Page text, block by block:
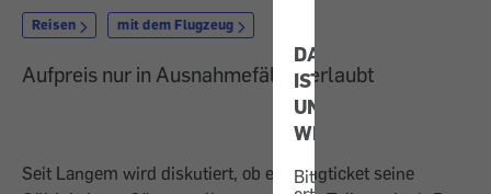
DATENSCHUTZ
IST
UNS
WICHTIG!
Bitte
Reisen mit dem Flugzeug
Aufpreis nur in Ausnahmefällen erlaubt
Seit Langem wird diskutiert, ob ein Flugticket seine